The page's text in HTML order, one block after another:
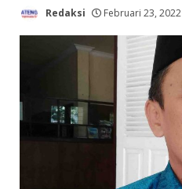
Redaksi Februari 23, 2022